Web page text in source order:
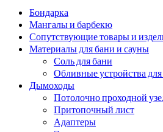
Бондарка
Мангалы и барбекю
Сопутствующие товары и
Материалы для бани и сауны
Соль для бани
Обливные устройства
Дымоходы
Потолочно проходной
Притопочный лист
Адаптеры